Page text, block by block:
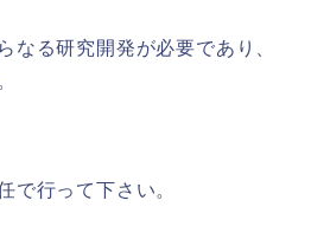
なる研究開発が必要であり、
で行って下さい。